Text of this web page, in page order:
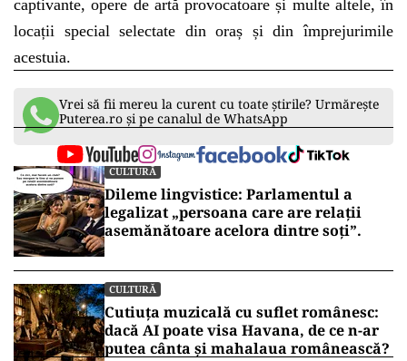
captivante, opere de artă provocatoare și multe altele, în
locații special selectate din oraș și din împrejurimile
acestuia.
Vrei să fii mereu la curent cu toate știrile? Urmărește
Puterea.ro și pe canalul de WhatsApp
CULTURĂ
Dileme lingvistice: Parlamentul a
legalizat „persoana care are relații
asemănătoare acelora dintre soți”.
CULTURĂ
Cutiuța muzicală cu suflet românesc:
dacă AI poate visa Havana, de ce n-ar
putea cânta și mahalaua românească?